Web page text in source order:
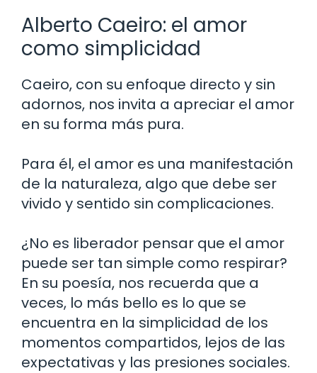
Alberto Caeiro: el amor
como simplicidad
Caeiro, con su enfoque directo y sin
adornos, nos invita a apreciar el amor
en su forma más pura.
Para él, el amor es una manifestación
de la naturaleza, algo que debe ser
vivido y sentido sin complicaciones.
¿No es liberador pensar que el amor
puede ser tan simple como respirar?
En su poesía, nos recuerda que a
veces, lo más bello es lo que se
encuentra en la simplicidad de los
momentos compartidos, lejos de las
expectativas y las presiones sociales.